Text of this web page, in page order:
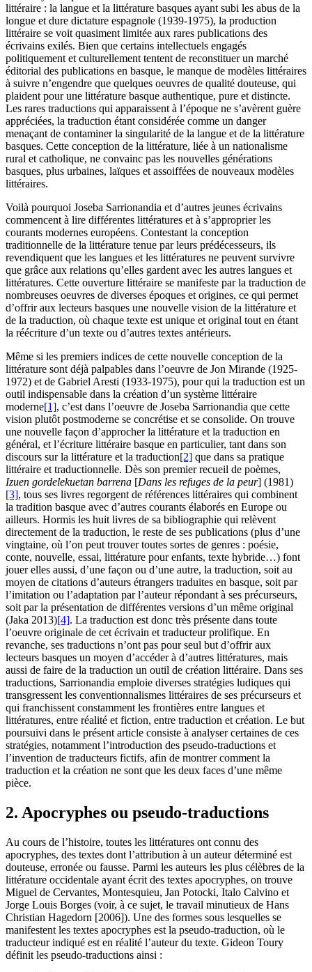
littéraire : la langue et la littérature basques ayant subi les abus de la
longue et dure dictature espagnole (1939-1975), la production
littéraire se voit quasiment limitée aux rares publications des
écrivains exilés. Bien que certains intellectuels engagés
politiquement et culturellement tentent de reconstituer un marché
éditorial des publications en basque, le manque de modèles littéraires
à suivre n’engendre que quelques oeuvres de qualité douteuse, qui
plaident pour une littérature basque authentique, pure et distincte.
Les rares traductions qui apparaissent à l’époque ne s’avèrent guère
appréciées, la traduction étant considérée comme un danger
menaçant de contaminer la singularité de la langue et de la littérature
basques. Cette conception de la littérature, liée à un nationalisme
rural et catholique, ne convainc pas les nouvelles générations
basques, plus urbaines, laïques et assoiffées de nouveaux modèles
littéraires.
Voilà pourquoi Joseba Sarrionandia et d’autres jeunes écrivains
commencent à lire différentes littératures et à s’approprier les
courants modernes européens. Contestant la conception
traditionnelle de la littérature tenue par leurs prédécesseurs, ils
revendiquent que les langues et les littératures ne peuvent survivre
que grâce aux relations qu’elles gardent avec les autres langues et
littératures. Cette ouverture littéraire se manifeste par la traduction de
nombreuses oeuvres de diverses époques et origines, ce qui permet
d’offrir aux lecteurs basques une nouvelle vision de la littérature et
de la traduction, où chaque texte est unique et original tout en étant
la réécriture d’un texte ou d’autres textes antérieurs.
Même si les premiers indices de cette nouvelle conception de la
littérature sont déjà palpables dans l’oeuvre de Jon Mirande (1925-
1972) et de Gabriel Aresti (1933-1975), pour qui la traduction est un
outil indispensable dans la création d’un système littéraire
moderne[1], c’est dans l’oeuvre de Joseba Sarrionandia que cette
vision plutôt postmoderne se concrétise et se consolide. On trouve
une nouvelle façon d’approcher la littérature et la traduction en
général, et l’écriture littéraire basque en particulier, tant dans son
discours sur la littérature et la traduction[2] que dans sa pratique
littéraire et traductionnelle. Dès son premier recueil de poèmes,
Izuen gordelekuetan barrena [Dans les refuges de la peur] (1981)
[3], tous ses livres regorgent de références littéraires qui combinent
la tradition basque avec d’autres courants élaborés en Europe ou
ailleurs. Hormis les huit livres de sa bibliographie qui relèvent
directement de la traduction, le reste de ses publications (plus d’une
vingtaine, où l’on peut trouver toutes sortes de genres : poésie,
conte, nouvelle, essai, littérature pour enfants, texte hybride…) font
jouer elles aussi, d’une façon ou d’une autre, la traduction, soit au
moyen de citations d’auteurs étrangers traduites en basque, soit par
l’imitation ou l’adaptation par l’auteur répondant à ses précurseurs,
soit par la présentation de différentes versions d’un même original
(Jaka 2013)[4]. La traduction est donc très présente dans toute
l’oeuvre originale de cet écrivain et traducteur prolifique. En
revanche, ses traductions n’ont pas pour seul but d’offrir aux
lecteurs basques un moyen d’accéder à d’autres littératures, mais
aussi de faire de la traduction un outil de création littéraire. Dans ses
traductions, Sarrionandia emploie diverses stratégies ludiques qui
transgressent les conventionnalismes littéraires de ses précurseurs et
qui franchissent constamment les frontières entre langues et
littératures, entre réalité et fiction, entre traduction et création. Le but
poursuivi dans le présent article consiste à analyser certaines de ces
stratégies, notamment l’introduction des pseudo-traductions et
l’invention de traducteurs fictifs, afin de montrer comment la
traduction et la création ne sont que les deux faces d’une même
pièce.
2. Apocryphes ou pseudo-traductions
Au cours de l’histoire, toutes les littératures ont connu des
apocryphes, des textes dont l’attribution à un auteur déterminé est
douteuse, erronée ou fausse. Parmi les auteurs les plus célèbres de la
littérature occidentale ayant écrit des textes apocryphes, on trouve
Miguel de Cervantes, Montesquieu, Jan Potocki, Italo Calvino et
Jorge Louis Borges (voir, à ce sujet, le travail minutieux de Hans
Christian Hagedorn [2006]). Une des formes sous lesquelles se
manifestent les textes apocryphes est la pseudo-traduction, où le
traducteur indiqué est en réalité l’auteur du texte. Gideon Toury
définit les pseudo-traductions ainsi :